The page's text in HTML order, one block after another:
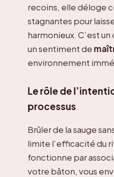
recoins, elle déloge
stagnantes pour
harmonieux. C’est
un sentiment de
environnement
Le rôle de
processus
Brûler de la sauge
limite l’efficacité du
fonctionne par
votre bâton, vous